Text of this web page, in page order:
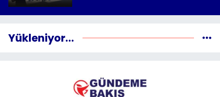
Yükleniyor...